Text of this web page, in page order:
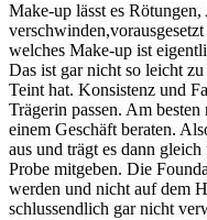
Make-up lässt es
welches Make-up ist
Das ist gar nicht so leicht
Teint hat. Konsistenz und
Trägerin passen. Am
einem Geschäft beraten.
aus und trägt es dann
Probe mitgeben. Die
werden und nicht auf dem
schlussendlich gar nicht